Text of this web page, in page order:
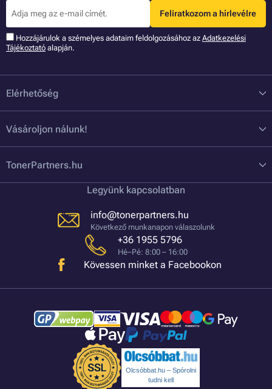
Feliratkozom a hírlevélre
Hozzájárulok a szémelyes adataim feldolgozásához az Adatkezelési
Tájékoztató alapján.
Elérhetőség
Vásároljon nálunk!
TonerPartners.hu
Legyünk kapcsolatban
info@tonerpartners.hu
Következő munkanapon válaszolunk
+36 1955 5796
Hé–Pé: 8:00 – 16:00
Kövessen minket a Facebookon
Olcsóbbat.hu – Spórolni
tudni kell